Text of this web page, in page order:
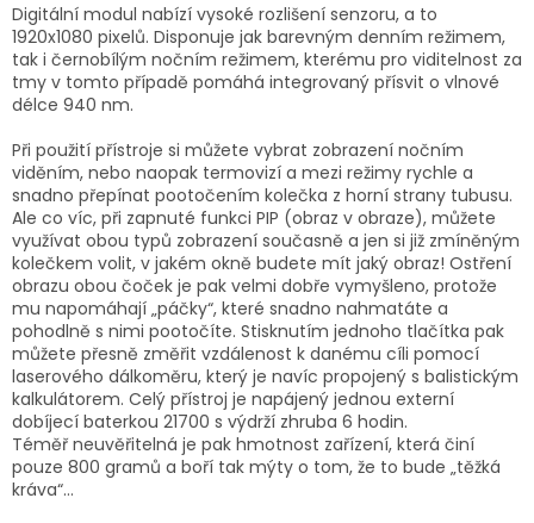
Digitální modul nabízí vysoké rozlišení senzoru, a to
1920x1080 pixelů. Disponuje jak barevným denním režimem,
tak i černobílým nočním režimem, kterému pro viditelnost za
tmy v tomto případě pomáhá integrovaný přísvit o vlnové
délce 940 nm.
Při použití přístroje si můžete vybrat zobrazení nočním
viděním, nebo naopak termovizí a mezi režimy rychle a
snadno přepínat pootočením kolečka z horní strany tubusu.
Ale co víc, při zapnuté funkci PIP (obraz v obraze), můžete
využívat obou typů zobrazení současně a jen si již zmíněným
kolečkem volit, v jakém okně budete mít jaký obraz! Ostření
obrazu obou čoček je pak velmi dobře vymyšleno, protože
mu napomáhají „páčky“, které snadno nahmatáte a
pohodlně s nimi pootočíte. Stisknutím jednoho tlačítka pak
můžete přesně změřit vzdálenost k danému cíli pomocí
laserového dálkoměru, který je navíc propojený s balistickým
kalkulátorem. Celý přístroj je napájený jednou externí
dobíjecí baterkou 21700 s výdrží zhruba 6 hodin.
Téměř neuvěřitelná je pak hmotnost zařízení, která činí
pouze 800 gramů a boří tak mýty o tom, že to bude „těžká
kráva“…